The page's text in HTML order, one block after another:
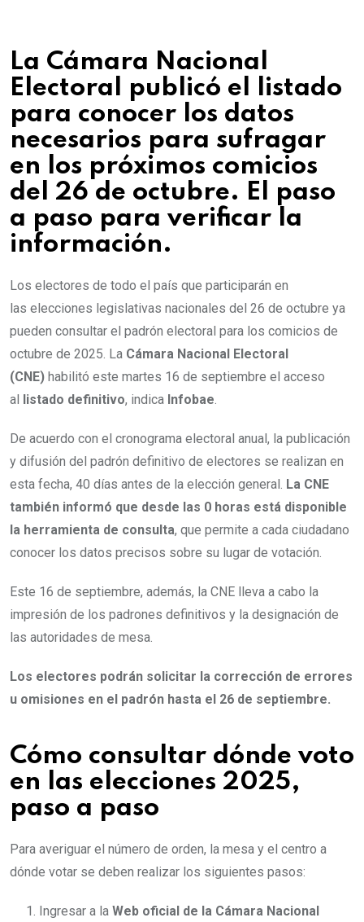
La Cámara Nacional
Electoral publicó el listado
para conocer los datos
necesarios para sufragar
en los próximos comicios
del 26 de octubre. El paso
a paso para verificar la
información.
Los electores de todo el país que participarán en
las elecciones legislativas nacionales del 26 de octubre ya
pueden consultar el padrón electoral para los comicios de
octubre de 2025. La Cámara Nacional Electoral
(CNE) habilitó este martes 16 de septiembre el acceso
al
listado definitivo, indica Infobae.
De acuerdo con el cronograma electoral anual, la publicación
y difusión del padrón definitivo de electores se realizan en
esta fecha, 40 días antes de la elección general. La CNE
también informó que desde las 0 horas está disponible
la herramienta de consulta, que permite a cada ciudadano
conocer los datos precisos sobre su lugar de votación.
Este 16 de septiembre, además, la CNE lleva a cabo la
impresión de los padrones definitivos y la designación de
las autoridades de mesa.
Los electores podrán solicitar la corrección de errores
u omisiones en el padrón hasta el 26 de septiembre.
Cómo consultar dónde voto
en las elecciones 2025,
paso a paso
Para averiguar el número de orden, la mesa y el centro a
dónde votar se deben realizar los siguientes pasos:
Ingresar a la Web oficial de la Cámara Nacional